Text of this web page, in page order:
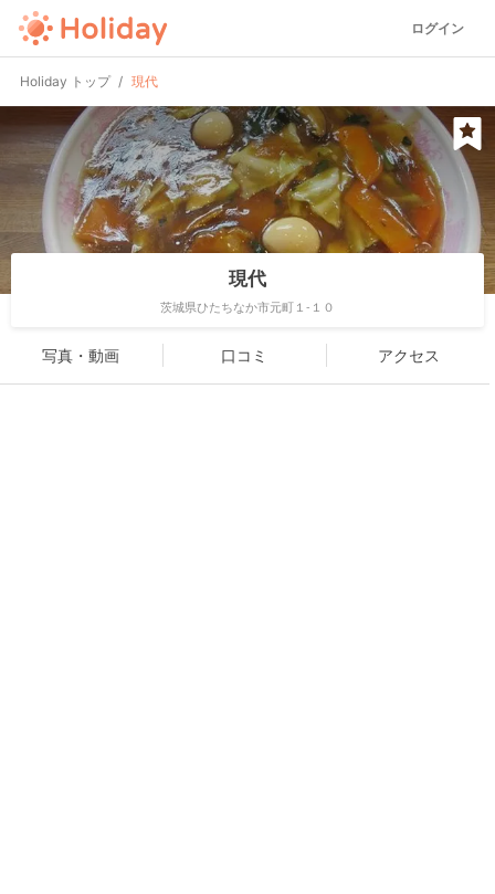
ログイン
Holiday トップ 現代
現代
茨城県ひたちなか市元町１-１０
写真・動画 口コミ アクセス